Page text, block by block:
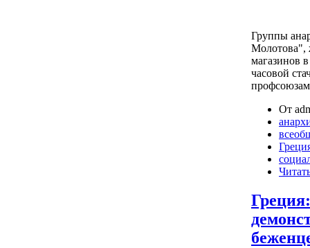
Группы
Молотова",
магазинов
часовой
От